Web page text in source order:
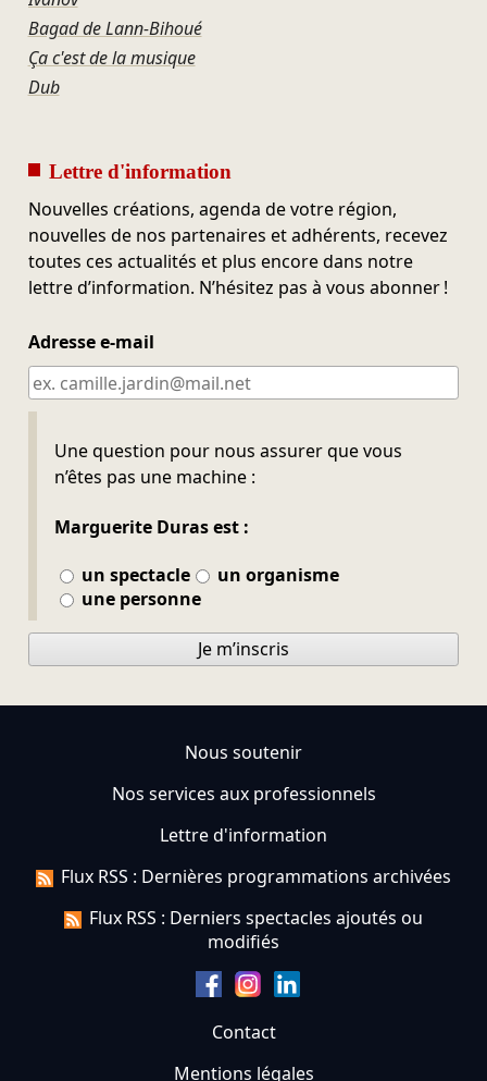
Bagad de Lann‑Bihoué
Ça c'est de la musique
Dub
Lettre d'information
Nouvelles créations, agenda de votre région,
nouvelles de nos partenaires et adhérents, recevez
toutes ces actualités et plus encore dans notre
lettre d’information. N’hésitez pas à vous abonner !
Adresse e-mail
Une question pour nous assurer que vous
n’êtes pas une machine :
Marguerite Duras est :
un spectacle
un organisme
une personne
Ne pas remplir
Je m’inscris
Nous soutenir
Nos services aux professionnels
Lettre d'information
Flux RSS : Dernières programmations archivées
Flux RSS : Derniers spectacles ajoutés ou
modifiés
Contact
Mentions légales